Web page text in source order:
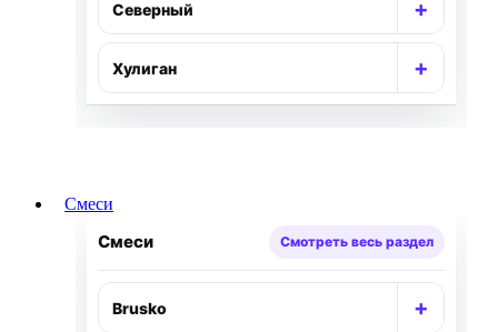
Северный +
Хулиган +
Смеси
Смеси Смотреть весь раздел
Brusko +